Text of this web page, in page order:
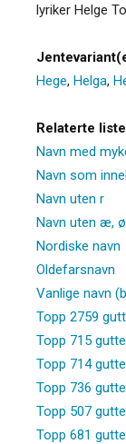
lyriker Helge
Hege, Helga,
Relaterte
Navn med
Navn som
Navn uten r
Navn uten æ,
Nordiske navn
Oldefarsnavn
Vanlige navn
Topp 2759
Topp 715
Topp 714
Topp 736
Topp 507
Topp 681